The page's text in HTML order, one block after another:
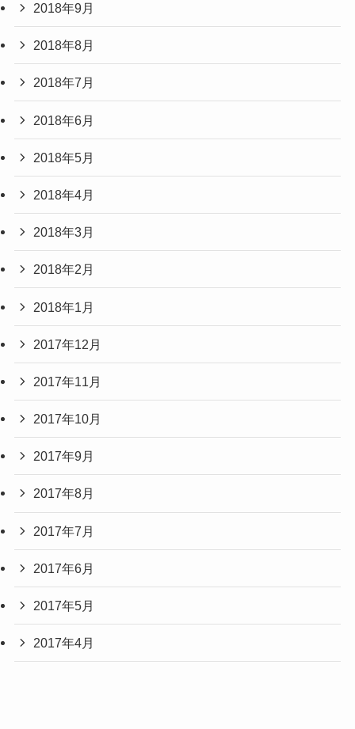
2018年9月
2018年8月
2018年7月
2018年6月
2018年5月
2018年4月
2018年3月
2018年2月
2018年1月
2017年12月
2017年11月
2017年10月
2017年9月
2017年8月
2017年7月
2017年6月
2017年5月
2017年4月